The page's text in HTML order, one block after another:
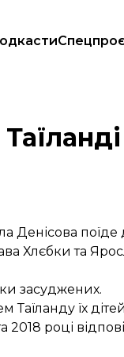
поїде
Хлєбки та
засуджених.
їх
році